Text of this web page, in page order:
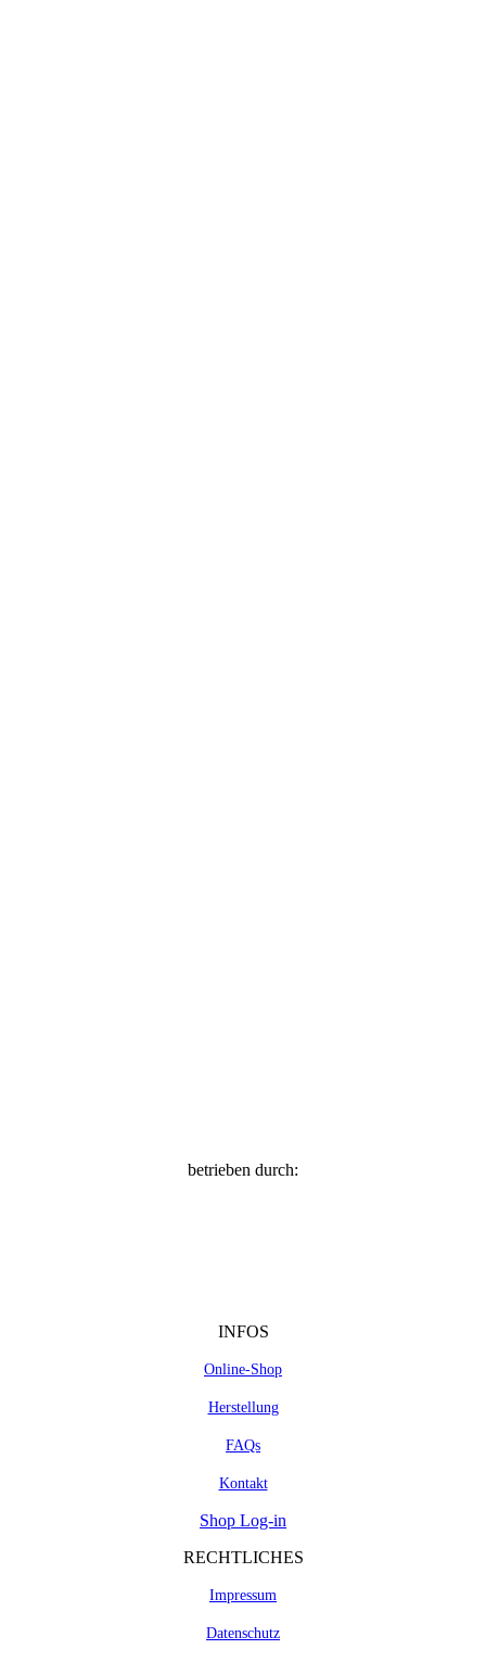
betrieben durch:
INFOS
Online-Shop
Herstellung
FAQs
Kontakt
Shop Log-in
RECHTLICHES
Impressum
Datenschutz